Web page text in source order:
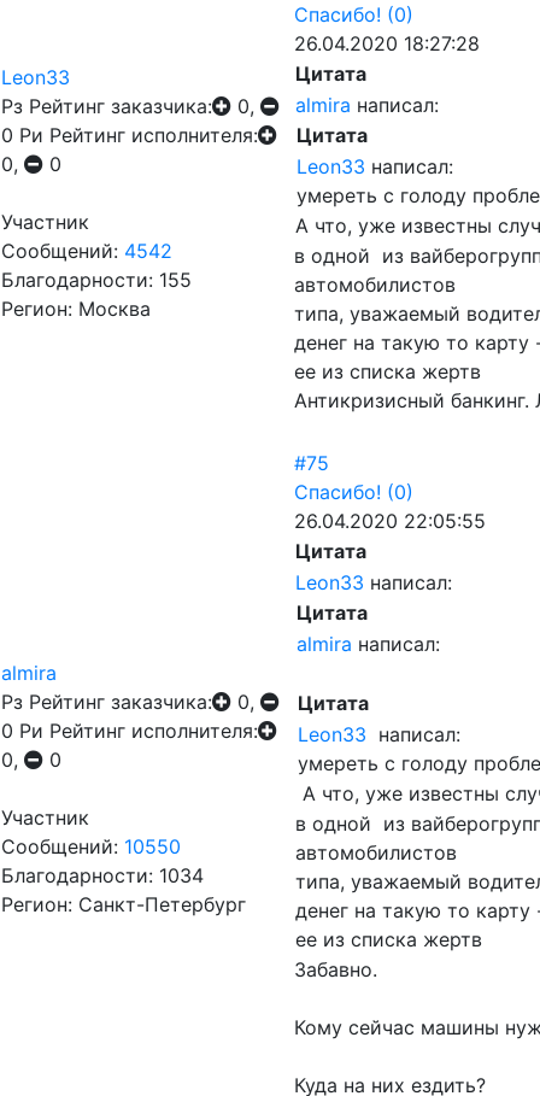
Leon33
Рз Рейтинг заказчика:
0,
0 Ри Рейтинг исполнителя:
0,
0
Участник
Сообщений: 4542
Благодарности: 155
Регион: Москва
Спасибо! (0)
26.04.2020 18:27:28
Цитата
almira написал:
Цитата
Leon33 написал:
умереть с голоду
А что, уже известны
в одной из
автомобилистов
типа, уважаемый
денег на такую то
ее из списка жертв
Антикризисный
almira
Рз Рейтинг заказчика:
0,
0 Ри Рейтинг исполнителя:
0,
0
Участник
Сообщений: 10550
Благодарности: 1034
Регион: Санкт-Петербург
#75
Спасибо! (0)
26.04.2020 22:05:55
Цитата
Leon33 написал:
Цитата
almira написал:
Цитата
Leon33 написал:
умереть с голоду
А что, уже известны
в одной из
автомобилистов
типа, уважаемый
денег на такую то
ее из списка жертв
Забавно.
Кому сейчас машины
Куда на них ездить?